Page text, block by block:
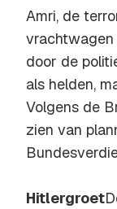
Amri, de
door de
als helden,
Volgens de
zien van
Hitlergroet